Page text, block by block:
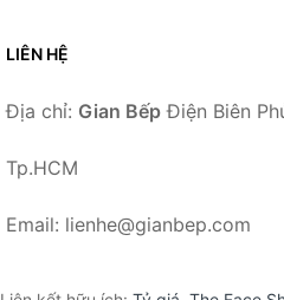
LIÊN HỆ
Địa chỉ: Gian Bếp Điện Biên
Tp.HCM
Email: lienhe@gianbep.com